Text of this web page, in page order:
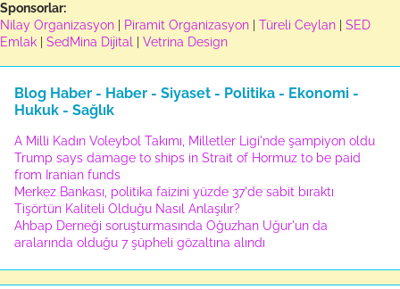
Sponsorlar:
Nilay Organizasyon
Piramit Organizasyon Türeli Ceylan
SED
Emlak
SedMina Dijital Vetrina Design
Blog Haber - Haber - Siyaset - Politika - Ekonomi -
Hukuk - Sağlık
A Milli Kadın Voleybol Takımı, Milletler Ligi'nde şampiyon oldu
Trump says damage to ships in Strait of Hormuz to be paid
from Iranian funds
Merkez Bankası, politika faizini yüzde 37'de sabit bıraktı
Tişörtün Kaliteli Olduğu Nasıl Anlaşılır?
Ahbap Derneği soruşturmasında Oğuzhan Uğur'un da
aralarında olduğu 7 şüpheli gözaltına alındı